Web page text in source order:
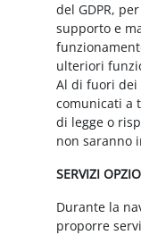
del GDPR,
supporto e
ulteriori
Al di fuori dei
comunicati a
di legge o
non saranno
SERVIZI
Durante la
proporre